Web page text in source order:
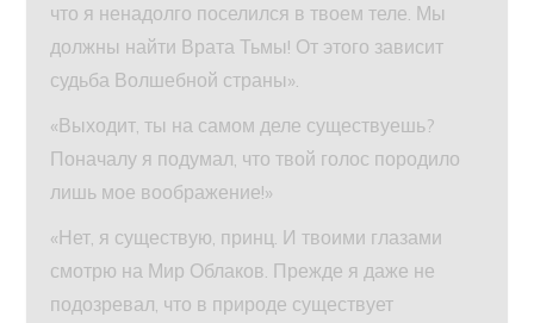
что я ненадолго поселился в твоем теле. Мы
должны найти Врата Тьмы! От этого зависит
судьба Волшебной страны».
«Выходит, ты на самом деле существуешь?
Поначалу я подумал, что твой голос породило
лишь мое воображение!»
«Нет, я существую, принц. И твоими глазами
смотрю на Мир Облаков. Прежде я даже не
подозревал, что в природе существует